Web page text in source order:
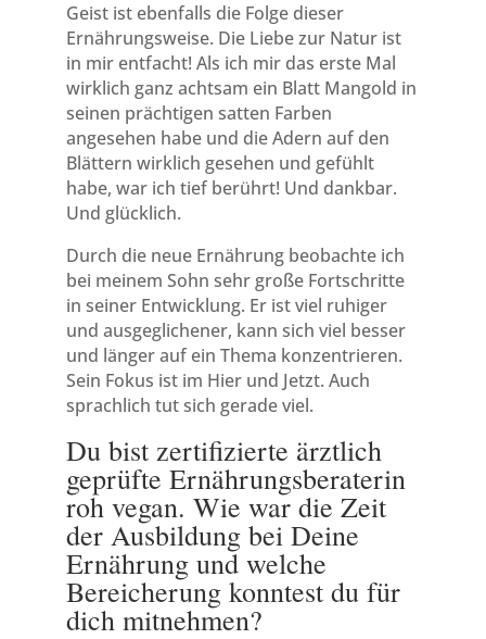
Geist ist ebenfalls die Folge dieser
Ernährungsweise. Die Liebe zur Natur ist
in mir entfacht! Als ich mir das erste Mal
wirklich ganz achtsam ein Blatt Mangold in
seinen prächtigen satten Farben
angesehen habe und die Adern auf den
Blättern wirklich gesehen und gefühlt
habe, war ich tief berührt! Und dankbar.
Und glücklich.
Durch die neue Ernährung beobachte ich
bei meinem Sohn sehr große Fortschritte
in seiner Entwicklung. Er ist viel ruhiger
und ausgeglichener, kann sich viel besser
und länger auf ein Thema konzentrieren.
Sein Fokus ist im Hier und Jetzt. Auch
sprachlich tut sich gerade viel.
Du bist zertifizierte ärztlich
geprüfte Ernährungsberaterin
roh vegan. Wie war die Zeit
der Ausbildung bei Deine
Ernährung und welche
Bereicherung konntest du für
dich mitnehmen?